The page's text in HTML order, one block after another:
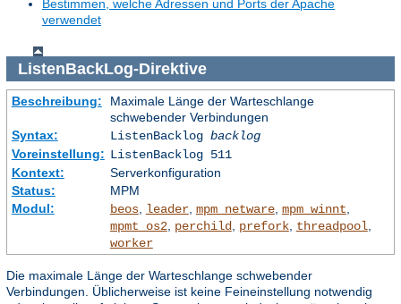
Bestimmen, welche Adressen und Ports der Apache
verwendet
ListenBackLog-Direktive
Beschreibung:
Maximale Länge der Warteschlange
schwebender Verbindungen
Syntax:
ListenBacklog backlog
Voreinstellung: ListenBacklog 511
Kontext:
Serverkonfiguration
Status:
MPM
Modul:
beos, leader, mpm_netware, mpm_winnt
mpmt_os2, perchild, prefork, threadpool
worker
Die maximale Länge der Warteschlange schwebender
Verbindungen. Üblicherweise ist keine Feineinstellung notwendig